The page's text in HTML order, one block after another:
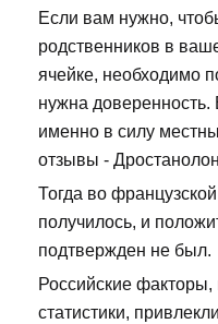
Если вам нужно,
родственников в
ячейке, необходимо
нужна
именно в силу
отзывы -
Тогда во
получилось, и
подтвержден не был.
Российские
статистики,